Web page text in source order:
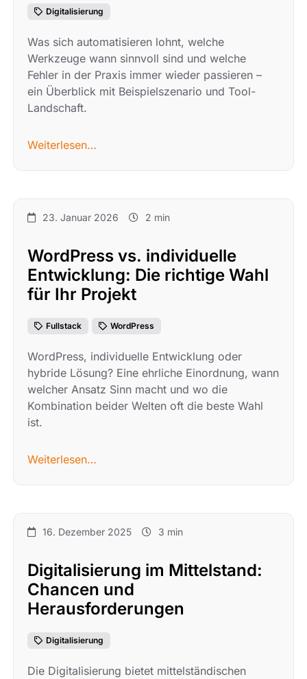
Digitalisierung
Was sich automatisieren lohnt, welche
Werkzeuge wann sinnvoll sind und welche
Fehler in der Praxis immer wieder passieren –
ein Überblick mit Beispielszenario und Tool-
Landschaft.
Weiterlesen…
23. Januar 2026 2 min
WordPress vs. individuelle
Entwicklung: Die richtige Wahl
für Ihr Projekt
Fullstack WordPress
WordPress, individuelle Entwicklung oder
hybride Lösung? Eine ehrliche Einordnung, wann
welcher Ansatz Sinn macht und wo die
Kombination beider Welten oft die beste Wahl
ist.
Weiterlesen…
16. Dezember 2025 3 min
Digitalisierung im Mittelstand:
Chancen und
Herausforderungen
Digitalisierung
Die Digitalisierung bietet mittelständischen